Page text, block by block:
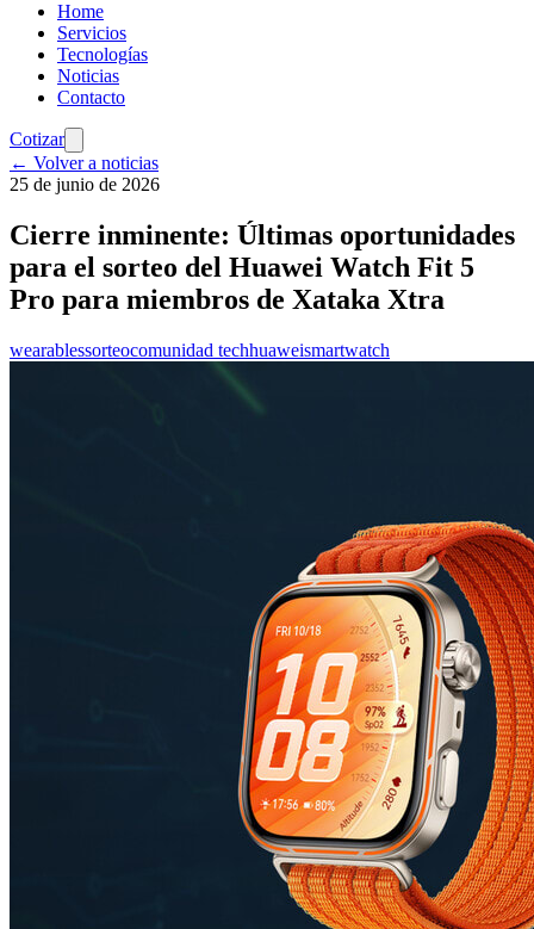
Home
Servicios
Tecnologías
Noticias
Contacto
Cotizar
← Volver a noticias
25 de junio de 2026
Cierre inminente: Últimas oportunidades
para el sorteo del Huawei Watch Fit 5
Pro para miembros de Xataka Xtra
wearablessorteocomunidad techhuaweismartwatch